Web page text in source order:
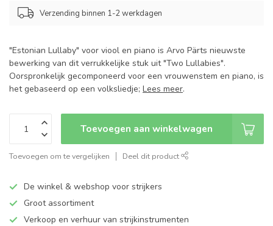
Verzending binnen 1-2 werkdagen
"Estonian Lullaby" voor viool en piano is Arvo Pärts nieuwste
bewerking van dit verrukkelijke stuk uit "Two Lullabies".
Oorspronkelijk gecomponeerd voor een vrouwenstem en piano, is
het gebaseerd op een volksliedje; Lees meer.
Toevoegen aan winkelwagen
Toevoegen om te vergelijken Deel dit product
De winkel & webshop voor strijkers
Groot assortiment
Verkoop en verhuur van strijkinstrumenten